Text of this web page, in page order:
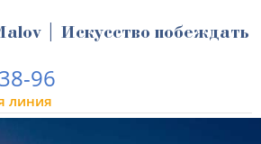
| Искусство побеждать
96
линия